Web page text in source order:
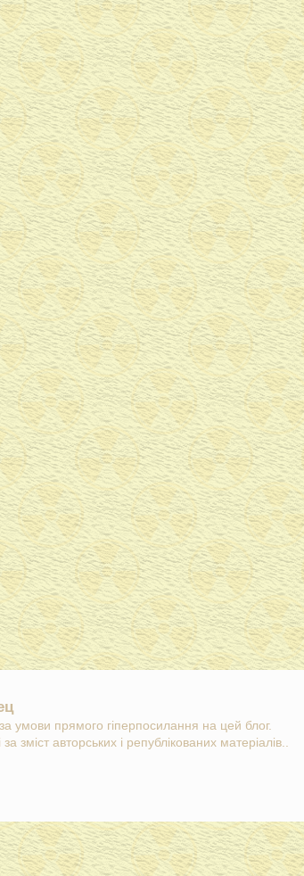
умови прямого гіперпосилання на цей блог.
зміст авторських і републікованих матеріалів..